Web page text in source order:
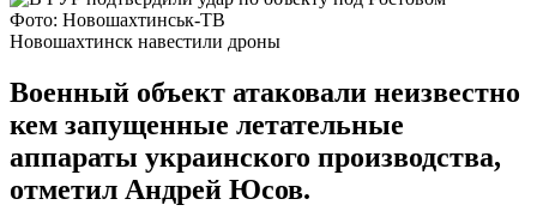
Фото: Новошахтинськ-ТВ
Новошахтинск навестили дроны
Военный объект атаковали неизвестно
кем запущенные летательные
аппараты украинского производства,
отметил Андрей Юсов.